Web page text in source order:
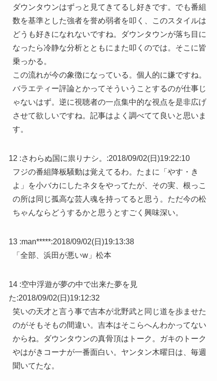
ダウンタウンはずっと見てきてるし好きです。でも番組
数を基準とした強者を誉め弱者を叩く、このスタイルは
どうも好きになれないですね。ダウンタウンが落ち目に
なったら冷静な分析とともにまた叩くのでは。そこに皆
乗っかる。
この流れが今の象徴になっている。個人的に嫌ですね。
バラエティー評論とかってそういうことするのが仕事じ
ゃないはず。逆に視聴者の一点集中的な視点を是非広げ
させて欲しいですね。記事はよく調べてて良いと思いま
す。
12 :さわらぬ国に祟りナシ。 :2018/09/02(日)19:22:10
フジの番組降板騒動は覚えてるわ。たまに「やす・き
よ」を小バカにしたネタをやってたが、その実、根っこ
の所は同じ孤高な芸人魂を持ってると思う。ただ今の松
ちゃんならどうするかと思うとすごく興味深い。
13 :man*****:2018/09/02(日)19:13:38
「全部、浜田が悪いw」松本
14 :空中浮遊が夢の中で出来た夢を見
た:2018/09/02(日)19:12:32
笑いの天才と言う事で吉本が北野武と同じ道を歩ませた
のがそもそもの間違い。吉本はそこらへんわかってない
からね。ダウンタウンの真骨頂はトーク。ガキのトーク
やはがきコーナが一番面白い。ヤンタン木曜日は、毎週
聞いてたな。